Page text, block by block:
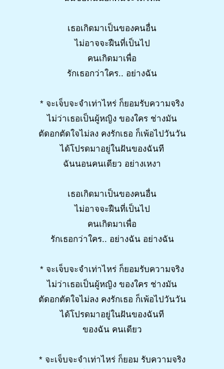
เธอเกิดมาเป็นของคนอื่น
ไม่อาจจะฝืนที่เป็นไป
คนเกิดมาเพื่อ
รักเธอกว่าใคร.. อย่างฉัน
* จะเจ็บจะจำเท่าไหร่ ก็ยอมรับความจริง
ไม่ว่าเธอเป็นผู้หญิง ของใคร ช่างมัน
ตัดอกตัดใจไม่ลง คงรักเธอ ก็เพ้อไปวันวัน
ได้โปรดมาอยู่ในฝันของฉันที
ฉันนอนคนเดียว อย่างเหงา
เธอเกิดมาเป็นของคนอื่น
ไม่อาจจะฝืนที่เป็นไป
คนเกิดมาเพื่อ
รักเธอกว่าใคร.. อย่างฉัน อย่างฉัน
* จะเจ็บจะจำเท่าไหร่ ก็ยอมรับความจริง
ไม่ว่าเธอเป็นผู้หญิง ของใคร ช่างมัน
ตัดอกตัดใจไม่ลง คงรักเธอ ก็เพ้อไปวันวัน
ได้โปรดมาอยู่ในฝันของฉันที
ของฉัน คนเดียว
* จะเจ็บจะจำเท่าไหร่ ก็ยอม รับความจริง